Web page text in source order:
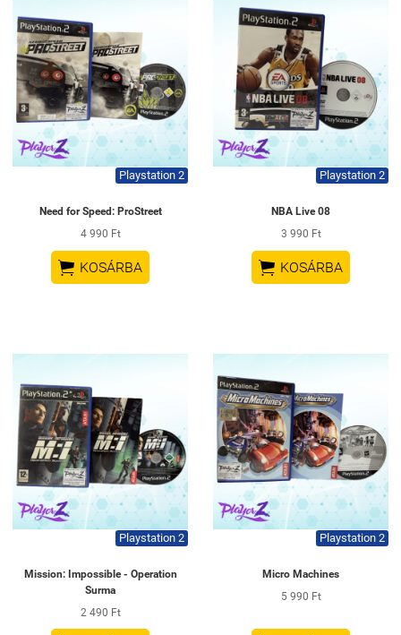
Playstation 2
Need for Speed: ProStreet
4 990 Ft
 KOSÁRBA
Playstation 2
NBA Live 08
3 990 Ft
 KOSÁRBA
Playstation 2
Mission: Impossible - Operation
Surma
2 490 Ft
Playstation 2
Micro Machines
5 990 Ft